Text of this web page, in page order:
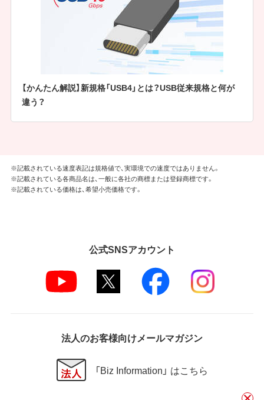
【かんたん解説】新規格「USB4」とは？USB従来規格と何が
違う？
※記載されている速度表記は規格値で、実環境での速度ではありません。
※記載されている各商品名は、一般に各社の商標または登録商標です。
※記載されている価格は、希望小売価格です。
公式SNSアカウント
法人のお客様向けメールマガジン
「Biz Information」 はこちら